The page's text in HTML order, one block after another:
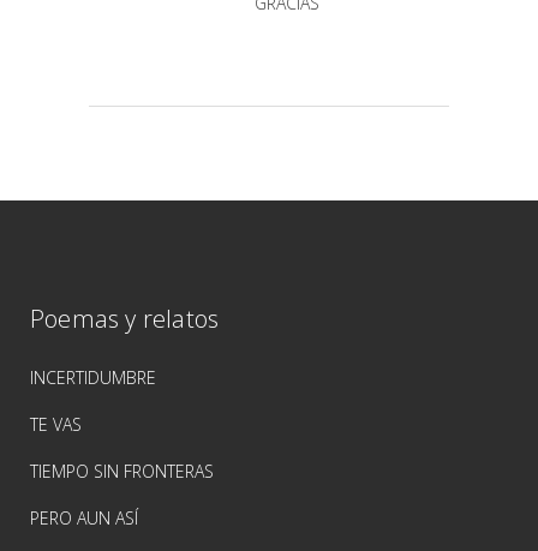
Poemas y relatos
INCERTIDUMBRE
TE VAS
TIEMPO SIN FRONTERAS
PERO AUN ASÍ